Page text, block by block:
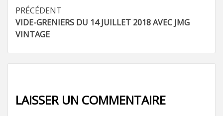
Navigation
d’article
PRÉCÉDENT
VIDE-GRENIERS DU 14 JUILLET 2018 AVEC JMG
VINTAGE
LAISSER UN COMMENTAIRE